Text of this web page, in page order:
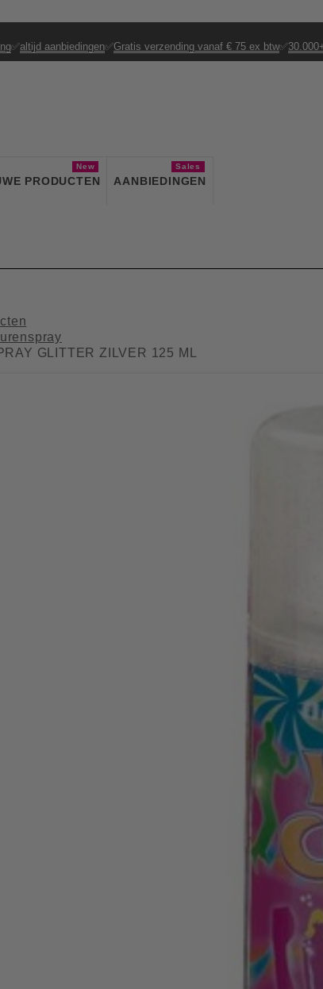
✅altijd aanbiedingen✅Gratis verzending vanaf € 75 ex btw✅
PRODUCTEN
New
AANBIEDINGEN
Sales
GLITTER ZILVER 125 ML